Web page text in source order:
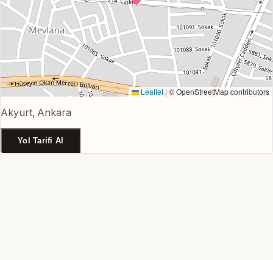
Leaflet|© OpenStreetMap contributors
Akyurt, Ankara
Yol Tarifi Al